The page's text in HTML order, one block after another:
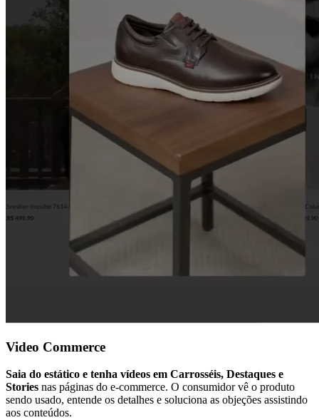
Video Commerce
Saia do estático e tenha vídeos em Carrosséis, Destaques e
Stories nas páginas do e-commerce. O consumidor vê o produto
sendo usado, entende os detalhes e soluciona as objeções assistindo
aos conteúdos.